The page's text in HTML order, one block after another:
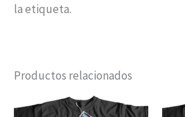
la etiqueta.
Productos relacionados
Rango
de
Este